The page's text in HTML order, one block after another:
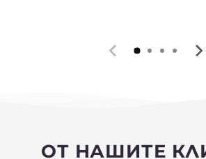
ОТ НАШИТЕ